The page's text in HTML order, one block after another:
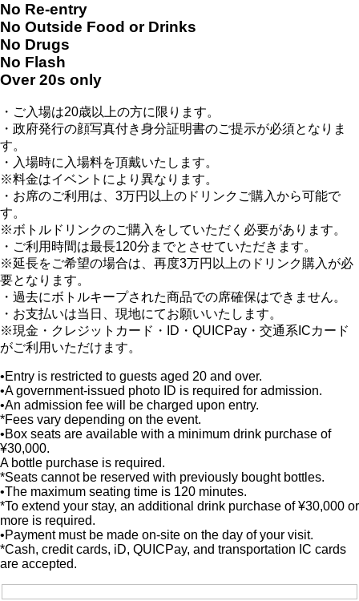
No Re-entry
No Outside Food or Drinks
No Drugs
No Flash
Over 20s only
・ご入場は20歳以上の方に限ります。
・政府発行の顔写真付き身分証明書のご提示が必須となりま
す。
・入場時に入場料を頂戴いたします。
※料金はイベントにより異なります。
・お席のご利用は、3万円以上のドリンクご購入から可能で
す。
※ボトルドリンクのご購入をしていただく必要があります。
・ご利用時間は最長120分までとさせていただきます。
※延長をご希望の場合は、再度3万円以上のドリンク購入が必
要となります。
・過去にボトルキープされた商品での席確保はできません。
・お支払いは当日、現地にてお願いいたします。
※現金・クレジットカード・ID・QUICPay・交通系ICカード
がご利用いただけます。
•Entry is restricted to guests aged 20 and over.
•A government-issued photo ID is required for admission.
•An admission fee will be charged upon entry.
*Fees vary depending on the event.
•Box seats are available with a minimum drink purchase of
¥30,000.
A bottle purchase is required.
*Seats cannot be reserved with previously bought bottles.
•The maximum seating time is 120 minutes.
*To extend your stay, an additional drink purchase of ¥30,000 or
more is required.
•Payment must be made on-site on the day of your visit.
*Cash, credit cards, iD, QUICPay, and transportation IC cards
are accepted.